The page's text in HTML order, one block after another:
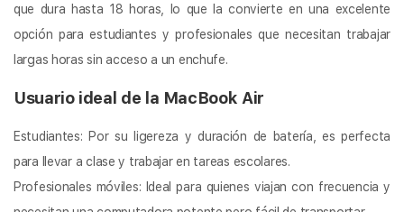
que dura hasta 18 horas, lo que la convierte en una excelente
opción para estudiantes y profesionales que necesitan trabajar
largas horas sin acceso a un enchufe.
Usuario ideal de la MacBook Air
Estudiantes: Por su ligereza y duración de batería, es perfecta
para llevar a clase y trabajar en tareas escolares.
Profesionales móviles: Ideal para quienes viajan con frecuencia y